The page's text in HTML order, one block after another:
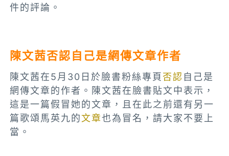
件的評論。
陳文茜否認自己是網傳文章作者
陳文茜在5月30日於臉書粉絲專頁否認 自己是
網傳文章的作者。陳文茜在臉書貼文中表示，
這是一篇假冒她的文章，且在此之前還有另一
篇歌頌馬英九的文章也為冒名，請大家不要上
當。